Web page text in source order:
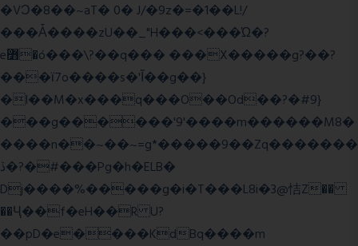
�VϽ�8��~aT� 0� J/�9z�=�1��L!/
���Ǡ����zU��_"H���<���Ώ�?
e߻�ó���\?��q��� ���X�����g?��?
���ϊ7o����s�'Ĩ��g��}
�l��M�x���q���O��Od��?�#9}
���g������'9'����m������M8�
����n��~��~=g*�����9��Zq�������
ڏ�?�#���Pg�h�ELB�
Dj����%�����g�i�T���L8i�3@恄Z��
��Ҷ��f�eH��R U?
��pD�e����KdBq����m